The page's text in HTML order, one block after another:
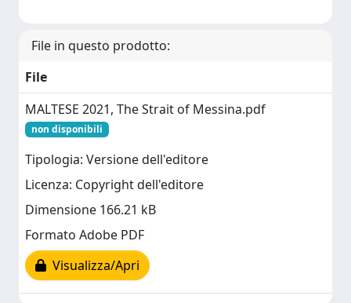
File in questo prodotto:
File
MALTESE 2021, The Strait of Messina.pdf
non disponibili
Tipologia: Versione dell'editore
Licenza: Copyright dell'editore
Dimensione 166.21 kB
Formato Adobe PDF
Visualizza/Apri